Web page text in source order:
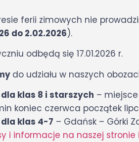
ferii zimowych nie
do 2.02.2026).
odbędą się 17.01.2026 r.
do udziału w naszych
klas 8 i starszych –
koniec czerwca początek
klas 4-7 – Gdańsk – Górki
i informacje na naszej